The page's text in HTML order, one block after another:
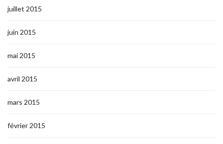
juillet 2015
juin 2015
mai 2015
avril 2015
mars 2015
février 2015